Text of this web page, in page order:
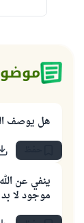
هل يوصف
ينفي عن
موجود لا